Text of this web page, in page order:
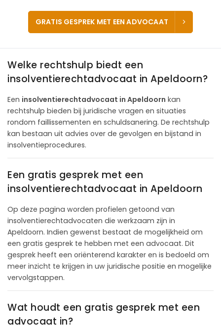
GRATIS GESPREK MET EEN ADVOCAAT
Welke rechtshulp biedt een
insolventierechtadvocaat in Apeldoorn?
Een insolventierechtadvocaat in Apeldoorn kan
rechtshulp bieden bij juridische vragen en situaties
rondom faillissementen en schuldsanering. De rechtshulp
kan bestaan uit advies over de gevolgen en bijstand in
insolventieprocedures.
Een gratis gesprek met een
insolventierechtadvocaat in Apeldoorn
Op deze pagina worden profielen getoond van
insolventierechtadvocaten die werkzaam zijn in
Apeldoorn. Indien gewenst bestaat de mogelijkheid om
een gratis gesprek te hebben met een advocaat. Dit
gesprek heeft een oriënterend karakter en is bedoeld om
meer inzicht te krijgen in uw juridische positie en mogelijke
vervolgstappen.
Wat houdt een gratis gesprek met een
advocaat in?